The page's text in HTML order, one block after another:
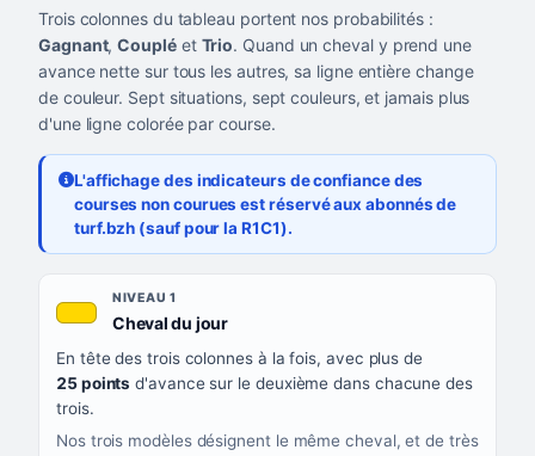
Trois colonnes du tableau portent nos probabilités :
Gagnant,Coupléet Trio. Quand un cheval y prend une
avance nette sur tous les autres, sa ligne entière change
de couleur. Sept situations, sept couleurs, et jamais plus
d'une ligne colorée par course.
L'affichage des indicateurs de confiance des
courses non courues est réservé aux abonnés de
turf.bzh (sauf pour la R1C1).
QUAND LA LIGNE PREND CETTE COULEUR
CE QUE CELA VOUS DIT
NIVEAU 1
Cheval du jour, couleur jaune or
En tête des trois colonnes à la fois, avec plus de
25 points d'avance sur le deuxième dans chacune des
trois.
Nos trois modèles désignent le même cheval, et de très